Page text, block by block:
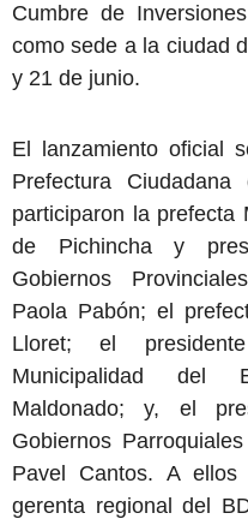
Cumbre de
como sede a la ciudad
y 21 de junio.
El lanzamiento oficial
Prefectura
participaron la prefecta
de Pichincha y
Gobiernos
Paola Pabón; el
Lloret; el
Municipalidad del
Maldonado; y, el
Gobiernos
Pavel Cantos. A
gerenta regional del